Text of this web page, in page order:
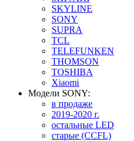
SKYLINE
SONY
SUPRA
TCL
TELEFUNKEN
THOMSON
TOSHIBA
Xiaomi
Модели SONY:
в продаже
2019-2020 г.
остальные LED
старые (CCFL)